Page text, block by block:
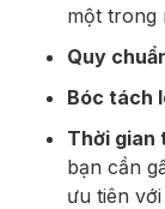
một trong
Quy
Bóc tách
Thời gian
bạn cần
ưu tiên